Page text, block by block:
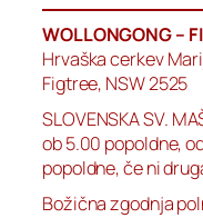
WOLLONGONG –
Hrvaška cerkev
Figtree, NSW 2525
SLOVENSKA SV.
ob 5.00 popoldne,
popoldne, če ni
Božična zgodnja